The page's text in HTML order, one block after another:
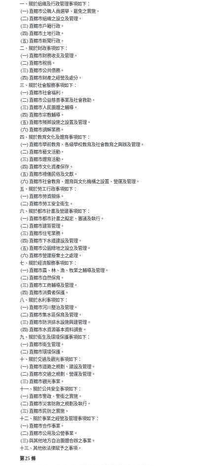
一、關於組織及行政管理事項如下：
(一) 直轄市公職人員選舉、罷免之實施。
(二) 直轄市組織之設立及管理。
(三) 直轄市戶籍行政。
(四) 直轄市土地行政。
(五) 直轄市新聞行政。
二、關於財政事項如下：
(一) 直轄市財務收支及管理。
(二) 直轄市稅捐。
(三) 直轄市公共債務。
(四) 直轄市財產之經營及處分。
三、關於社會服務事項如下：
(一) 直轄市社會福利。
(二) 直轄市公益慈善事業及社會救助。
(三) 直轄市人民團體之輔導。
(四) 直轄市宗教輔導。
(五) 直轄市殯葬設施之設置及管理。
(六) 直轄市調解業務。
四、關於教育文化及體育事項如下：
(一) 直轄市學前教育、各級學校教育及社會教育之興辦及管理。
(二) 直轄市藝文活動。
(三) 直轄市體育活動。
(四) 直轄市文化資產保存。
(五) 直轄市禮儀民俗及文獻。
(六) 直轄市社會教育、體育與文化機構之設置、營運及管理。
五、關於勞工行政事項如下：
(一) 直轄市勞資關係。
(二) 直轄市勞工安全衛生。
六、關於都市計畫及營建事項如下：
(一) 直轄市都市計畫之擬定、審議及執行。
(二) 直轄市建築管理。
(三) 直轄市住宅業務。
(四) 直轄市下水道建設及管理。
(五) 直轄市公園綠地之設立及管理。
(六) 直轄市營建廢棄土之處理。
七、關於經濟服務事項如下：
(一) 直轄市農、林、漁、牧業之輔導及管理。
(二) 直轄市自然保育。
(三) 直轄市工商輔導及管理。
(四) 直轄市消費者保護。
八、關於水利事項如下：
(一) 直轄市河川整治及管理。
(二) 直轄市集水區保育及管理。
(三) 直轄市防洪排水設施興建管理。
(四) 直轄市水資源基本資料調查。
九、關於衛生及環境保護事項如下：
(一) 直轄市衛生管理。
(二) 直轄市環境保護。
十、關於交通及觀光事項如下：
(一) 直轄市道路之規劃、建設及管理。
(二) 直轄市交通之規劃、營運及管理。
(三) 直轄市觀光事業。
十一、關於公共安全事項如下：
(一) 直轄市警政、警衛之實施。
(二) 直轄市災害防救之規劃及執行。
(三) 直轄市民防之實施。
十二、關於事業之經營及管理事項如下：
(一) 直轄市合作事業。
(二) 直轄市公用及公營事業。
(三) 與其他地方自治團體合辦之事業。
十三、其他依法律賦予之事項。
第 25 條